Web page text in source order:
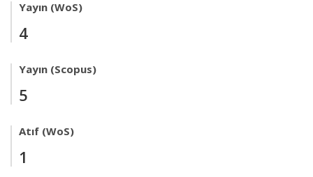
Yayın (WoS)
4
Yayın (Scopus)
5
Atıf (WoS)
1